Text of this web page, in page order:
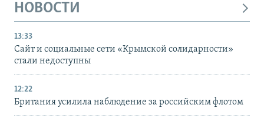
НОВОСТИ
13:33
Сайт и социальные сети «Крымской солидарности»
стали недоступны
12:22
Британия усилила наблюдение за российским флотом